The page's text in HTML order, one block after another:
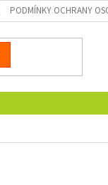
PODMÍNKY OCHRANY